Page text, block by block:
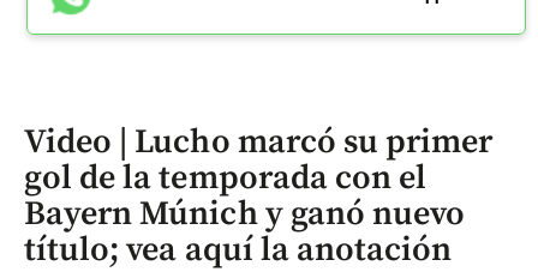
Video | Lucho marcó su primer
gol de la temporada con el
Bayern Múnich y ganó nuevo
título; vea aquí la anotación